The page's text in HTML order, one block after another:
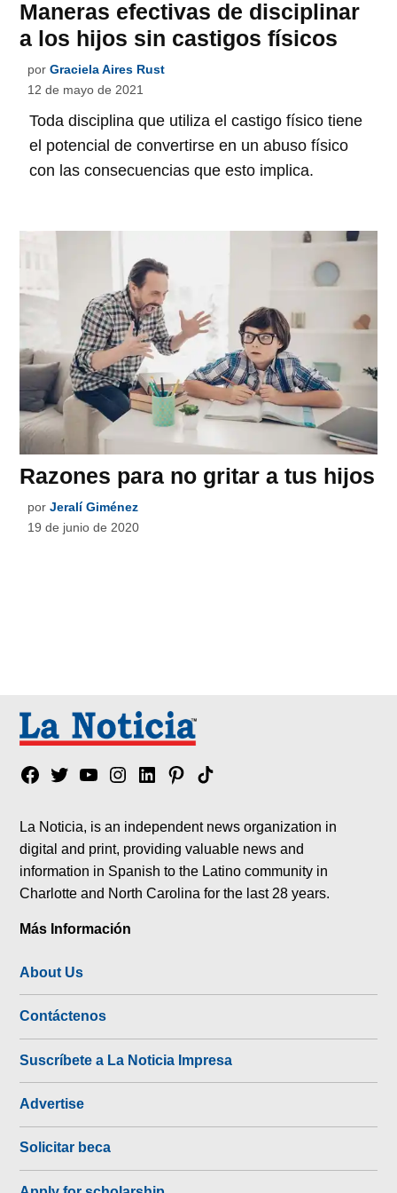
Maneras efectivas de disciplinar
a los hijos sin castigos físicos
por Graciela Aires Rust
12 de mayo de 2021
Toda disciplina que utiliza el castigo físico tiene
el potencial de convertirse en un abuso físico
con las consecuencias que esto implica.
Razones para no gritar a tus hijos
por Jeralí Giménez
19 de junio de 2020
Facebook
TwitterYouTubeInstagram
LinkedinPinterest
Tik
La Noticia, is an independent news organization in
digital and print, providing valuable news and
information in Spanish to the Latino community in
Charlotte and North Carolina for the last 28 years.
Más Información
About Us
Contáctenos
Suscríbete a La Noticia Impresa
Advertise
Solicitar beca